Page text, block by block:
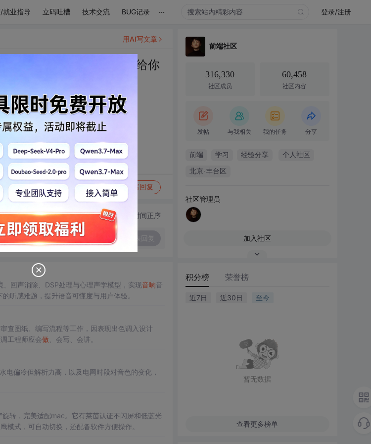
就业指导 立码吐槽 技术交流 BUG记录 ... 登录/注册
你做的饭 作为回报 半夜给你
被子好了
举报 写回复
用AI写文章
切换为时间正序
回声消除、DSP处理与心理声学模型，实现音响音
听感难题，提升语音可懂度与用户体验。
查图纸、编写流程等工作，因表现出色调入设计
工程师应会做 、会写、会讲。
偏冷但解析力高，以及电网时段对音色的变化，
转，完美适配mac。它有莱茵认证不闪屏和低蓝光
模式，可自动切换，还配备软件方便操作。
前端社区
316,330
社区成员
60,458
社区内容
发帖 与我相关 我的任务 分享
前端 学习 经验分享 个人社区
北京·丰台区
社区管理员
加入社区
积分榜 荣誉榜
近7日 近30日 至今
暂无数据
查看更多榜单